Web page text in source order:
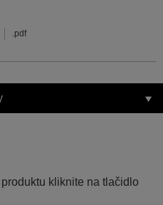
.pdf
kliknite na tlačidlo